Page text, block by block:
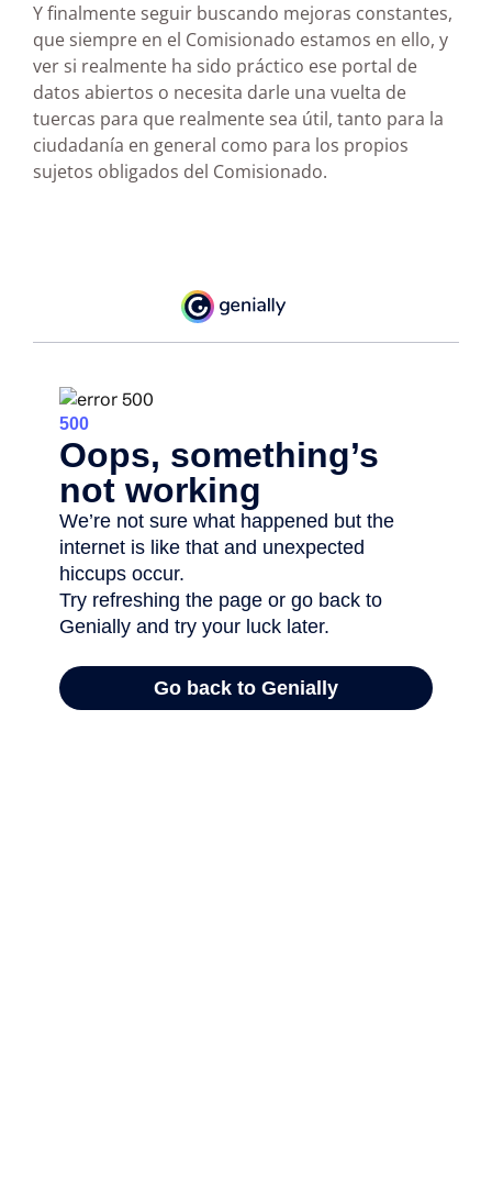
Y finalmente seguir buscando mejoras constantes,
que siempre en el Comisionado estamos en ello, y
ver si realmente ha sido práctico ese portal de
datos abiertos o necesita darle una vuelta de
tuercas para que realmente sea útil, tanto para la
ciudadanía en general como para los propios
sujetos obligados del Comisionado.